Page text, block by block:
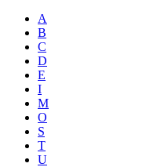
A
B
C
D
E
I
M
O
S
T
U